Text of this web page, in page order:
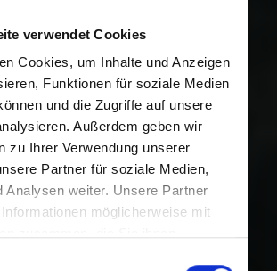
verwendet Cookies
Cookies, um Inhalte und Anzeigen
Funktionen für soziale Medien
und die Zugriffe auf unsere
Außerdem geben wir
zu Ihrer Verwendung unserer
Partner für soziale Medien,
Analysen weiter. Unsere Partner
möglicherweise mit